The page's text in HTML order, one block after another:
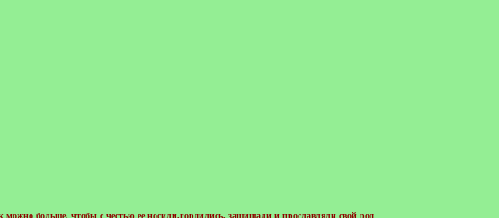
больше, чтобы с честью ее носили,гордились, защищали и прославляли свой род